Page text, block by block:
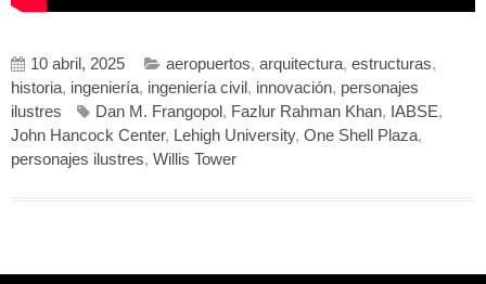
10 abril, 2025 aeropuertos, arquitectura, estructuras,
historia, ingeniería, ingeniería civil , innovación, personajes
ilustres
Dan M. Frangopol , Fazlur Rahman Khan, IABSE,
John Hancock Center, Lehigh University, One Shell Plaza,
personajes ilustres, Willis Tower